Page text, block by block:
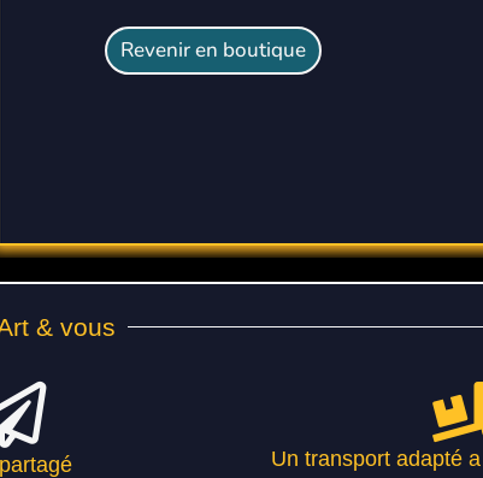
Revenir en boutique
& vous
Un transport adapté